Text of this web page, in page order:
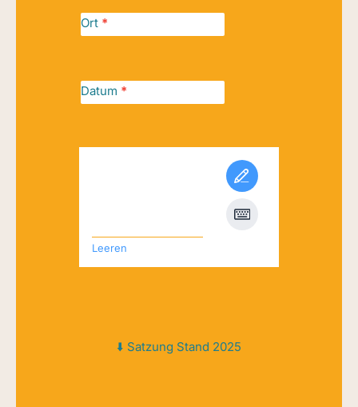
Ort *
Datum *
Leeren
⬇️ Satzung Stand 2025